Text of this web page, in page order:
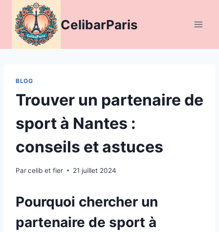
contenu
CelibarParis
BLOG
Trouver un partenaire de
sport à Nantes :
conseils et astuces
Parcelib et fier 21 juillet 2024
Pourquoi chercher un
partenaire de sport à